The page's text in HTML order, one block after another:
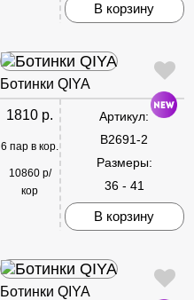
В корзину
Ботинки QIYA
1810 р.
6 пар в кор.
10860 р/
кор
Артикул:
B2691-2
Размеры:
36 - 41
В корзину
Ботинки QIYA